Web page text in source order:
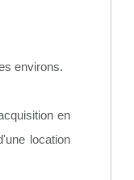
environs.
en
location